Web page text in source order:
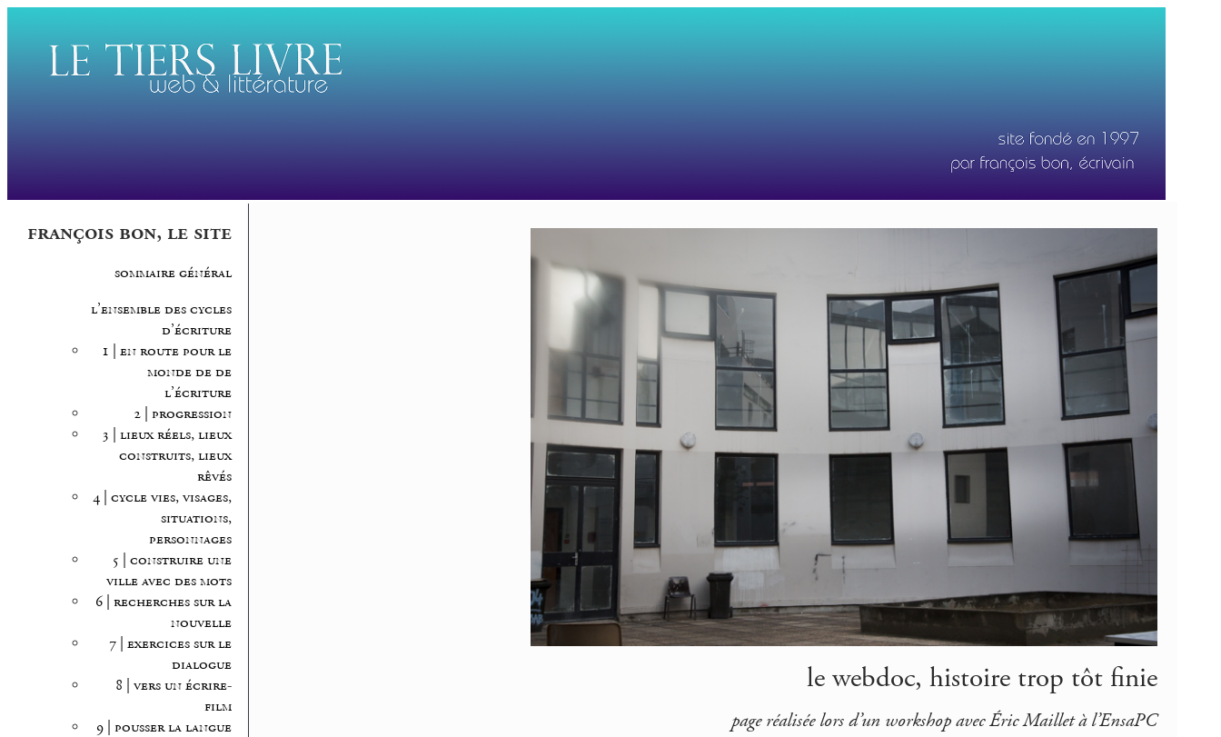
françois bon, le site
sommaire général
l’ensemble des cycles
d’écriture
1 | en route pour le
monde de de
l’écriture
2 | progression
3 | lieux réels, lieux
construits, lieux
rêvés
4 | cycle vies, visages,
situations,
personnages
5 | construire une
ville avec des mots
6 | recherches sur la
nouvelle
7 | exercices sur le
dialogue
8 | vers un écrire-
film
9 | pousser la langue
le webdoc, histoire trop tôt finie
page réalisée lors d’un workshop avec Éric Maillet à l’EnsaPC